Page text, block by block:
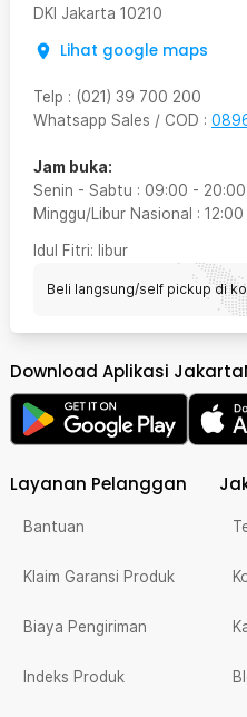
DKI Jakarta 10210
Lihat google maps
Telp : (021) 39 700 200
Whatsapp Sales / COD :
Jam buka:
Senin - Sabtu : 09:00 - 20:00
Minggu/Libur Nasional : 12:00
Idul Fitri: libur
Beli langsung/self pickup di
Download Aplikasi
Layanan Pelanggan
Bantuan
Klaim Garansi Produk
Biaya Pengiriman
Indeks Produk